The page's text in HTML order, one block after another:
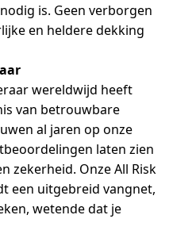
is. Geen verborgen
en heldere dekking
wereldwijd heeft
van betrouwbare
al jaren op onze
laten zien
zekerheid. Onze All Risk
een uitgebreid vangnet,
wetende dat je